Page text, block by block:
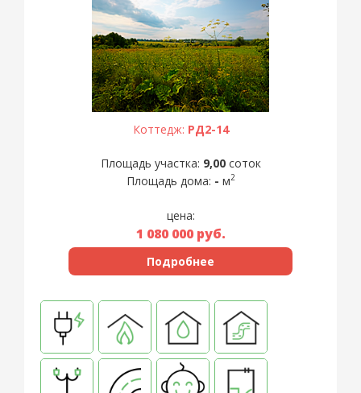
Коттедж: РД2-14
Площадь участка: 9,00соток
Площадь дома: - м2
цена:
1 080 000руб.
Подробнее